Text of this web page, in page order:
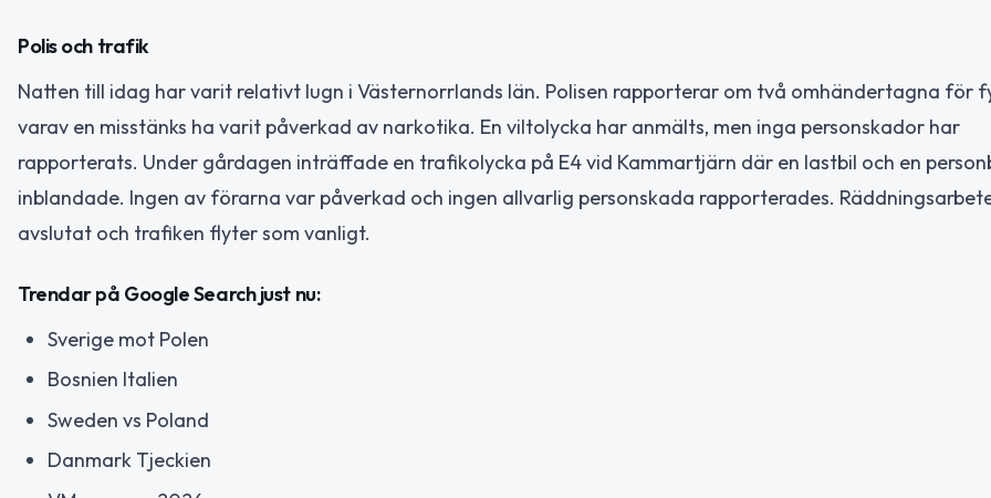
Polis och trafik
Natten till idag har varit relativt lugn i Västernorrlands län. Polisen rapporterar om två omhändertagna för
varav en misstänks ha varit påverkad av narkotika. En viltolycka har anmälts, men inga personskador har
rapporterats. Under gårdagen inträffade en trafikolycka på E4 vid Kammartjärn där en lastbil och en
inblandade. Ingen av förarna var påverkad och ingen allvarlig personskada rapporterades.
avslutat och trafiken flyter som vanligt.
Trendar på Google Search just nu:
Sverige mot Polen
Bosnien Italien
Sweden vs Poland
Danmark Tjeckien